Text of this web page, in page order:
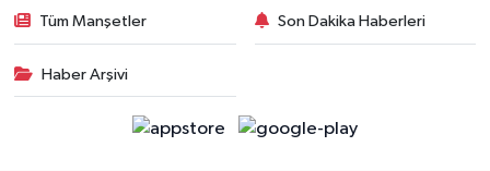
Tüm Manşetler Son Dakika Haberleri
Haber Arşivi